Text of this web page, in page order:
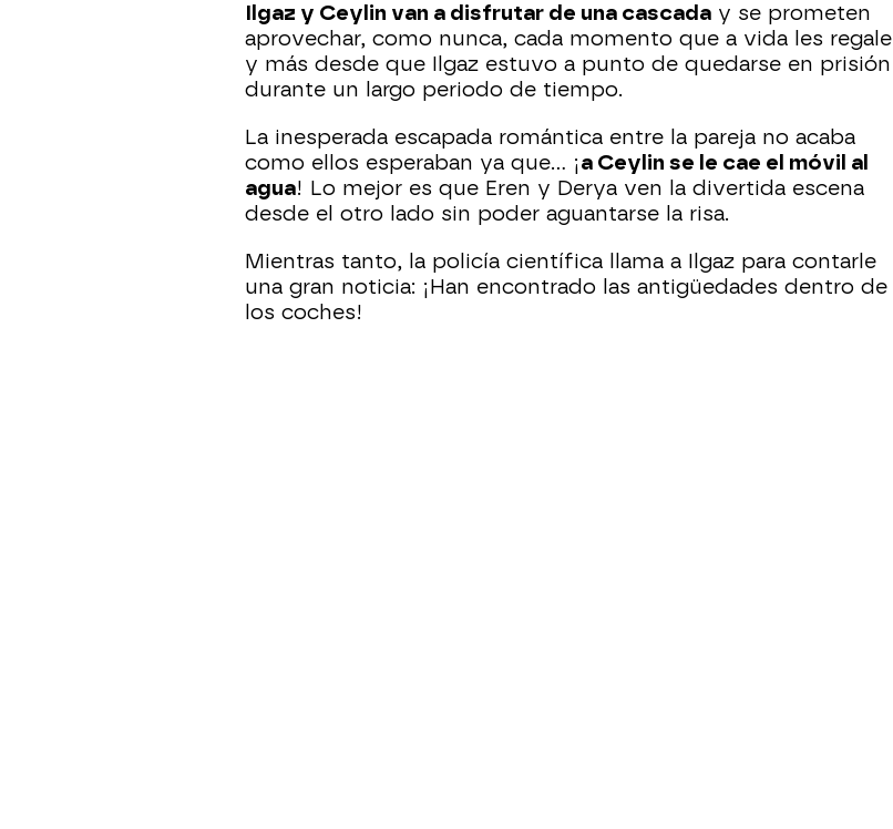
Ilgaz y Ceylin van a disfrutar de una cascada y se prometen
aprovechar, como nunca, cada momento que a vida les regale
y más desde que Ilgaz estuvo a punto de quedarse en prisión
durante un largo periodo de tiempo.
La inesperada escapada romántica entre la pareja no acaba
como ellos esperaban ya que… ¡a Ceylin se le cae el móvil al
agua! Lo mejor es que Eren y Derya ven la divertida escena
desde el otro lado sin poder aguantarse la risa.
Mientras tanto, la policía científica llama a Ilgaz para contarle
una gran noticia: ¡Han encontrado las antigüedades dentro de
los coches!